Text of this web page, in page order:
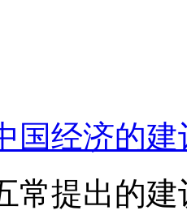
国经济的
常提出的